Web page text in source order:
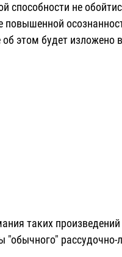
способности не
повышенной
этом будет изложено
таких
"обычного"